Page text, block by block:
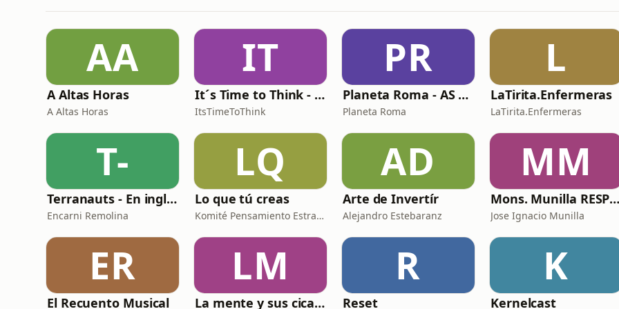
AA
A Altas Horas
A Altas Horas
IT
It´s Time to Think - ¿Nos paramos a pensar?
ItsTimeToThink
PR
Planeta Roma - AS Roma Podcast en Español
Planeta Roma
L
LaTirita.Enfermeras
LaTirita.Enfermeras
T-
Terranauts - En inglés y en español. Science and nature in 5 minutes
Encarni Remolina
LQ
Lo que tú creas
Komité Pensamiento Estratégico
AD
Arte de Invertír
Alejandro Estebaranz
MM
Mons. Munilla
Jose Ignacio Munilla
ER
El Recuento Musical
LM
La mente y sus cicatrices
R
Reset
K
Kernelcast